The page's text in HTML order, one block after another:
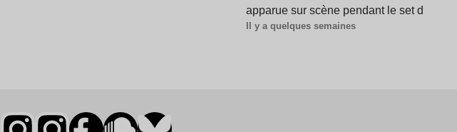
apparue sur scène pendant le set
Il y a quelques semaines